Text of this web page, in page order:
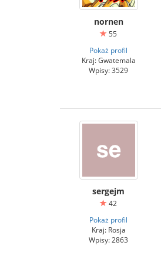
nornen
55
Pokaż profil
Kraj: Gwatemala
Wpisy: 3529
sergejm
42
Pokaż profil
Kraj: Rosja
Wpisy: 2863